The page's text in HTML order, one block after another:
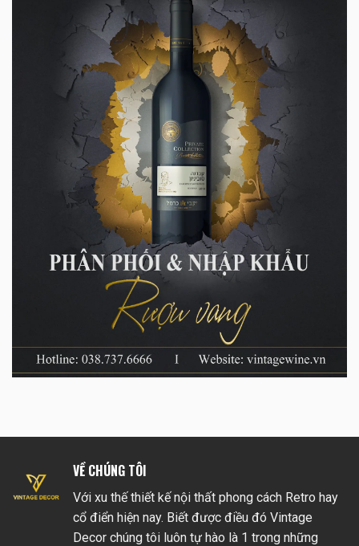
VỀ CHÚNG TÔI
Với xu thế thiết kế nội thất phong cách Retro hay
cổ điển hiện nay. Biết được điều đó Vintage
Decor chúng tôi luôn tự hào là 1 trong những